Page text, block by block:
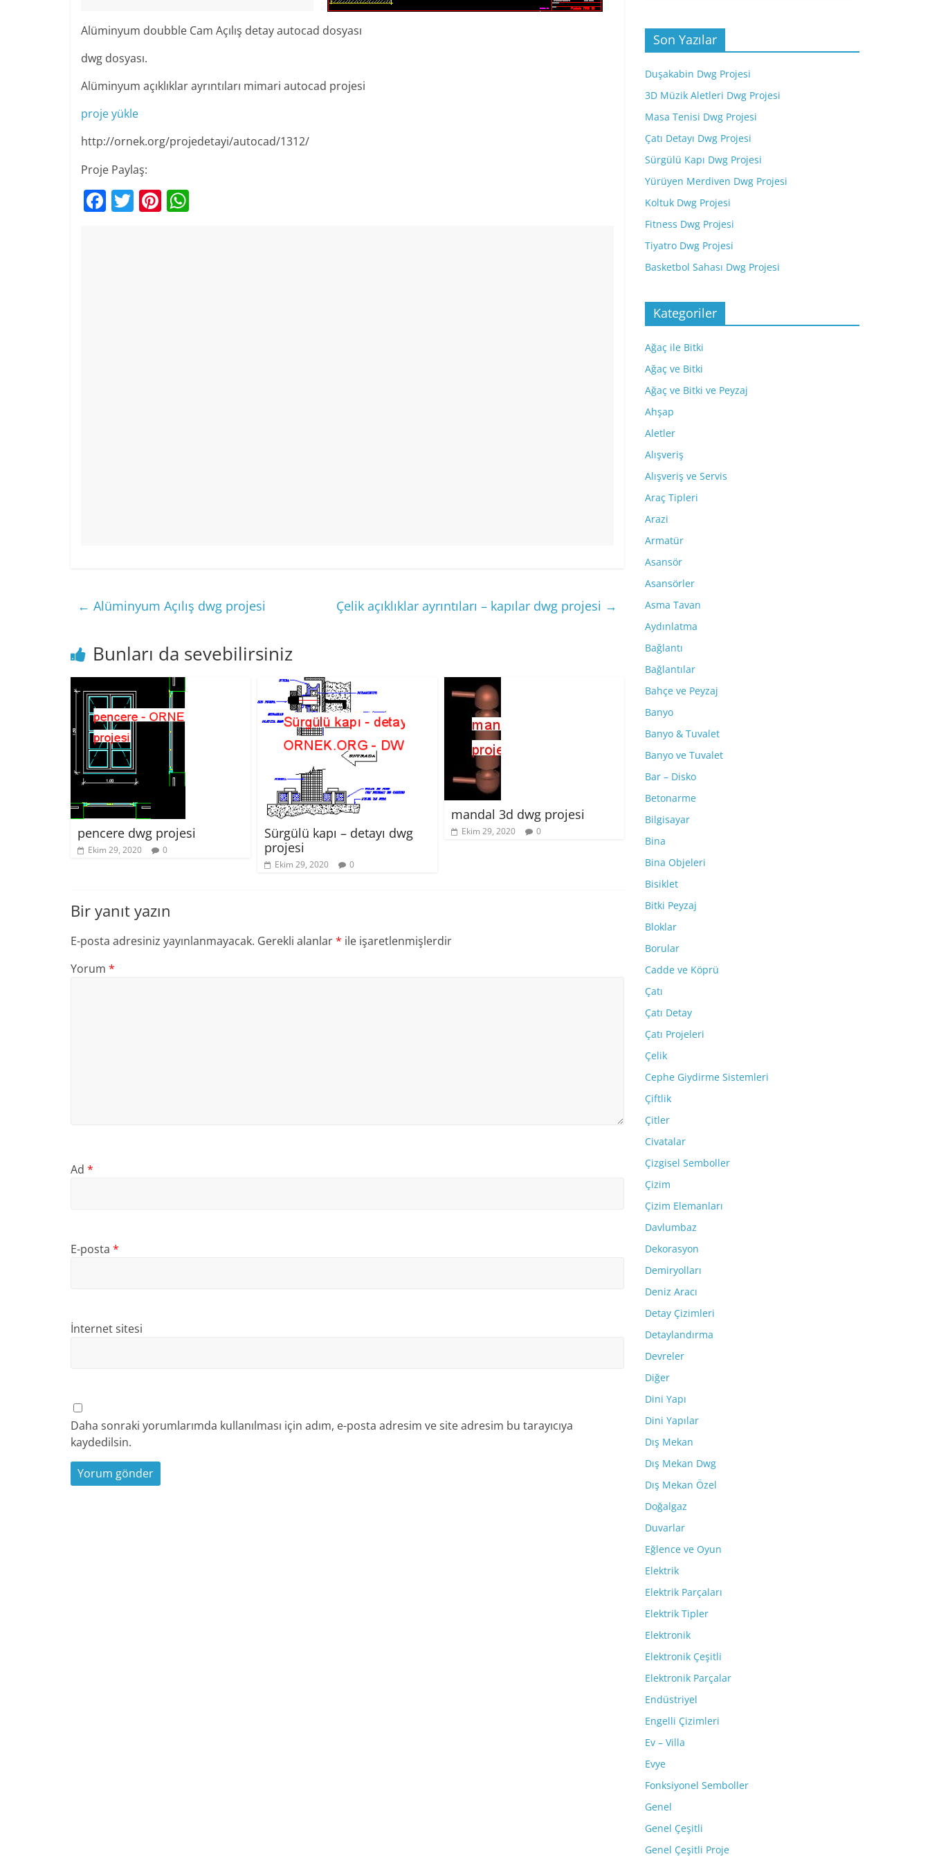
Alüminyum doubble Cam Açılış detay autocad dosyası
dwg dosyası.
Alüminyum açıklıklar ayrıntıları mimari autocad projesi
proje yükle
http://ornek.org/projedetayi/autocad/1312/
Proje Paylaş:
F T Pi
← Alüminyum Açılış dwg projesi Çelik açıklıklar ayrıntıları – kapılar dwg projesi →
Bunları da sevebilirsiniz
pencere dwg projesi
Ekim 29, 2020 0
Sürgülü kapı – detayı dwg
projesi
Ekim 29, 2020 0
mandal 3d dwg projesi
Ekim 29, 2020 0
Bir yanıt yazın
E-posta adresiniz yayınlanmayacak. Gerekli alanlar* ile işaretlenmişlerdir
Yorum *
Ad *
E-posta *
İnternet sitesi
Daha sonraki yorumlarımda kullanılması için adım, e-posta adresim ve site adresim bu tarayıcıya
kaydedilsin.
Son Yazılar
Duşakabin Dwg Projesi
3D Müzik Aletleri Dwg Projesi
Masa Tenisi Dwg Projesi
Çatı Detayı Dwg Projesi
Sürgülü Kapı Dwg Projesi
Yürüyen Merdiven Dwg Projesi
Koltuk Dwg Projesi
Fitness Dwg Projesi
Tiyatro Dwg Projesi
Basketbol Sahası Dwg Projesi
Kategoriler
Ağaç ile Bitki
Ağaç ve Bitki
Ağaç ve Bitki ve Peyzaj
Ahşap
Aletler
Alışveriş
Alışveriş ve Servis
Araç Tipleri
Arazi
Armatür
Asansör
Asansörler
Asma Tavan
Aydınlatma
Bağlantı
Bağlantılar
Bahçe ve Peyzaj
Banyo
Banyo & Tuvalet
Banyo ve Tuvalet
Bar – Disko
Betonarme
Bilgisayar
Bina
Bina Objeleri
Bisiklet
Bitki Peyzaj
Bloklar
Borular
Cadde ve Köprü
Çatı
Çatı Detay
Çatı Projeleri
Çelik
Cephe Giydirme Sistemleri
Çiftlik
Çitler
Civatalar
Çizgisel Semboller
Çizim
Çizim Elemanları
Davlumbaz
Dekorasyon
Demiryolları
Deniz Aracı
Detay Çizimleri
Detaylandırma
Devreler
Diğer
Dini Yapı
Dini Yapılar
Dış Mekan
Dış Mekan Dwg
Dış Mekan Özel
Doğalgaz
Duvarlar
Eğlence ve Oyun
Elektrik
Elektrik Parçaları
Elektrik Tipler
Elektronik
Elektronik Çeşitli
Elektronik Parçalar
Endüstriyel
Engelli Çizimleri
Ev – Villa
Evye
Fonksiyonel Semboller
Genel
Genel Çeşitli
Genel Çeşitli Proje